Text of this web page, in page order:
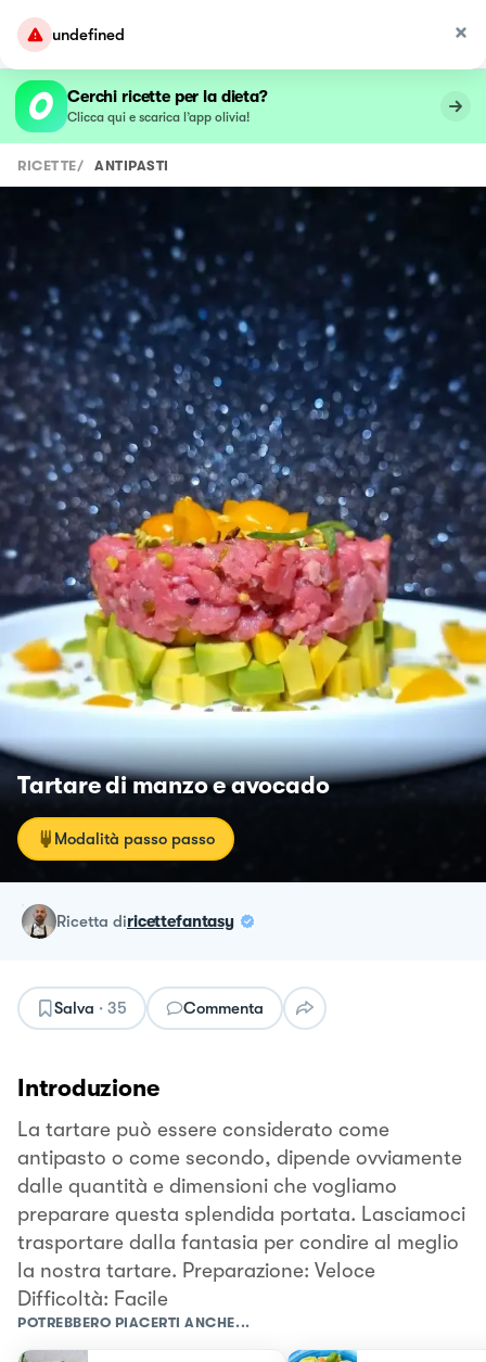
undefined
Cerchi ricette per la dieta?
Clicca qui e scarica l’app olivia!
RICETTE/ ANTIPASTI
Tartare di manzo e avocado
Modalità passo passo
ricetta diricettefantasy
Salva · 35 Commenta
Introduzione
La tartare può essere considerato come
antipasto o come secondo, dipende ovviamente
dalle quantità e dimensioni che vogliamo
preparare questa splendida portata. Lasciamoci
trasportare dalla fantasia per condire al meglio
la nostra tartare. Preparazione: Veloce
Difficoltà: Facile
POTREBBERO PIACERTI ANCHE...